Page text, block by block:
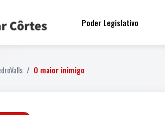
Poder Legislativo
O maior inimigo